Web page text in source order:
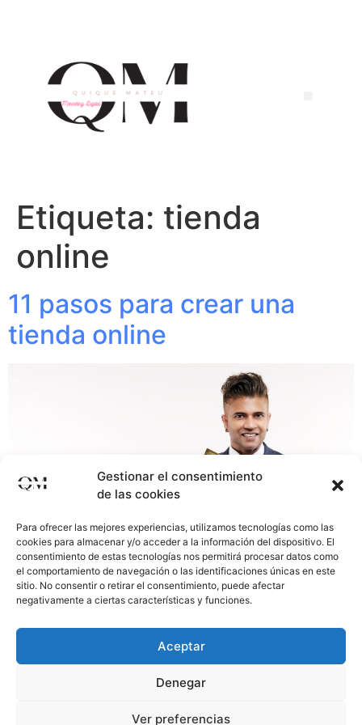
Gestionar el consentimiento
de las cookies
Para ofrecer las mejores experiencias, utilizamos tecnologías como las
cookies para almacenar y/o acceder a la información del dispositivo. El
consentimiento de estas tecnologías nos permitirá procesar datos como
el comportamiento de navegación o las identificaciones únicas en este
sitio. No consentir o retirar el consentimiento, puede afectar
negativamente a ciertas características y funciones.
Aceptar
Denegar
Ver preferencias
Etiqueta: tienda
online
11 pasos para crear una
tienda online
Una vez llegados a este punto vamos a ver los 11 pasos
para crear una tienda online y cuáles son los puntos
importantes a la hora de desarrollar un ecommerce y
tener más posibilidades de éxito. ¿HABLAMOS? Te
indico a continuación los puntos importantes: Como